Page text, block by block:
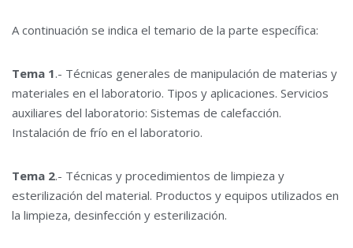
A continuación se indica el temario de la parte específica:
Tema 1.- Técnicas generales de manipulación de materias y
materiales en el laboratorio. Tipos y aplicaciones. Servicios
auxiliares del laboratorio: Sistemas de calefacción.
Instalación de frío en el laboratorio.
Tema 2.- Técnicas y procedimientos de limpieza y
esterilización del material. Productos y equipos utilizados en
la limpieza, desinfección y esterilización.